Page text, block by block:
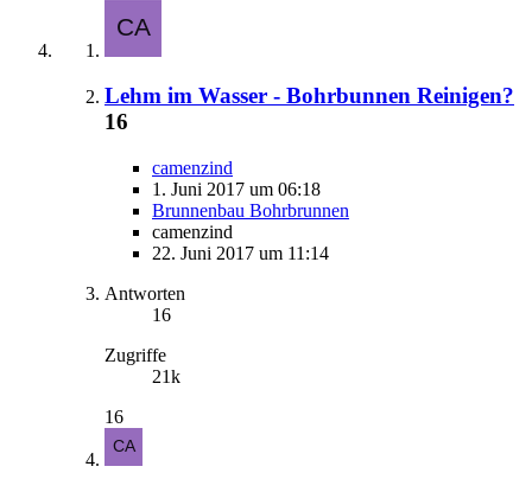
Lehm im Wasser - Bohrbunnen Reinigen?
16
camenzind
1. Juni 2017 um 06:18
Brunnenbau Bohrbrunnen
camenzind
22. Juni 2017 um 11:14
Antworten
16
Zugriffe
21k
16